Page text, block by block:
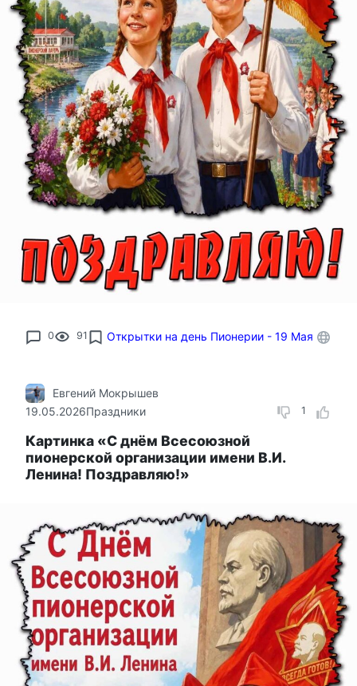
0 91 Открытки на день Пионерии - 19 Мая
1
Евгений Мокрышев
19.05.2026Праздники
Картинка «С днём Всесоюзной
пионерской организации имени В.И.
Ленина! Поздравляю!»